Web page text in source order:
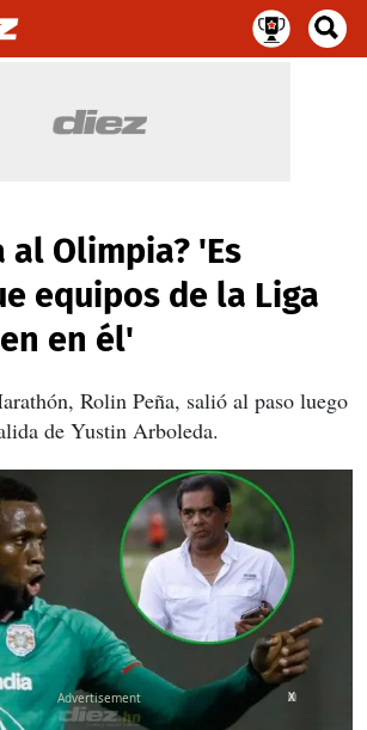
al Olimpia? 'Es
equipos de la Liga
en él'
Rolin Peña, salió al paso luego
de Yustin Arboleda.
X